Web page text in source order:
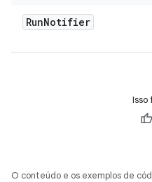
RunNotifier
Isso
O conteúdo e os exemplos de